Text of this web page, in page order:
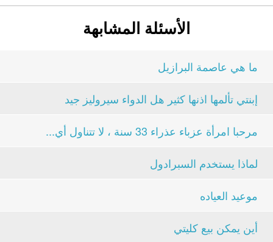
الأسئلة المشابهة
ما هي عاصمة البرازيل
إبنتي تألمها اذنها كثير هل الدواء سيروليز جيد
مرحبا امرأة عزباء عذراء 33 سنة ، لا تتناول أي...
لماذا يستخدم السبرادول
موعيد العياده
أين يمكن بيع كليتي